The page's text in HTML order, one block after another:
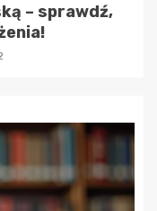
– sprawdź,